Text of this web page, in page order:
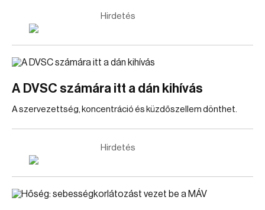
Hirdetés
A DVSC számára itt a dán kihívás
A szervezettség, koncentráció és küzdőszellem dönthet.
Hirdetés